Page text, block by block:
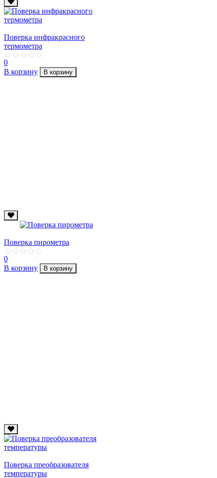
Поверка инфракрасного
термометра
0
В корзину
В корзину
Поверка пирометра
0
В корзину
В корзину
Поверка преобразователя
температуры